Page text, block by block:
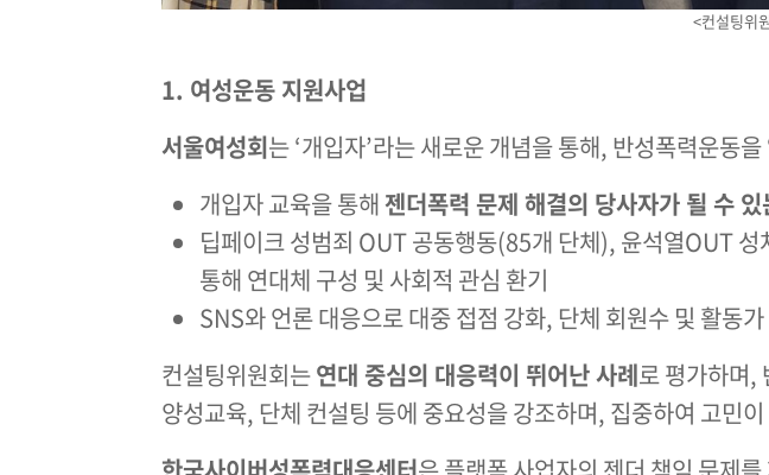
<컨설팅위
1. 여성운동 지원사업
서울여성회는 ‘개입자’라는 새로운 개념을 통해, 반성폭력운동
개입자 교육을 통해젠더폭력 문제 해결의 당사자가 될 수
딥페이크 성범죄 OUT 공동행동(85개 단체), 윤석열OUT
통해 연대체 구성 및 사회적 관심 환기
SNS와 언론 대응으로 대중 접점 강화, 단체 회원수 및 활동
컨설팅위원회는연대 중심의 대응력이 뛰어난 사례로 평가하며,
양성교육, 단체 컨설팅 등에 중요성을 강조하며, 집중하여 고민